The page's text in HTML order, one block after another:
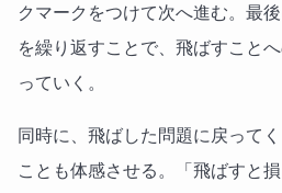
クマークをつけて次へ進む。最
を繰り返すことで、飛ばすこと
っていく。
同時に、飛ばした問題に戻って
ことも体感させる。「飛ばすと